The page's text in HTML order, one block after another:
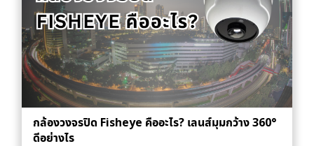
กล้องวงจรปิด Fisheye คืออะไร? เลนส์มุมกว้าง 360°
ดีอย่างไร